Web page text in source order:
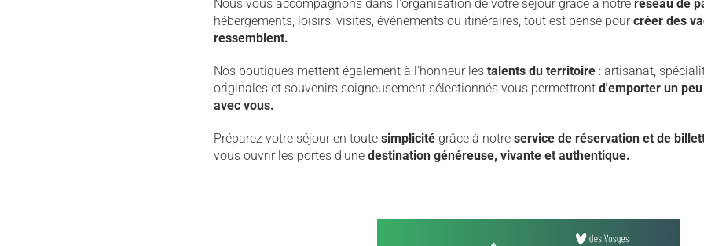
Nous vous accompagnons dans l'organisation de votre séjour grâce à notre réseau de
hébergements, loisirs, visites, événements ou itinéraires, tout est pensé pourcréer des
ressemblent.
Nos boutiques mettent également à l'honneur les talents du territoire : artisanat,
originales et souvenirs soigneusement sélectionnés vous permettront d'emporter un
avec vous.
Préparez votre séjour en toute simplicité grâce à notre service de réservation et de
vous ouvrir les portes d'une destination généreuse, vivante et authentique.